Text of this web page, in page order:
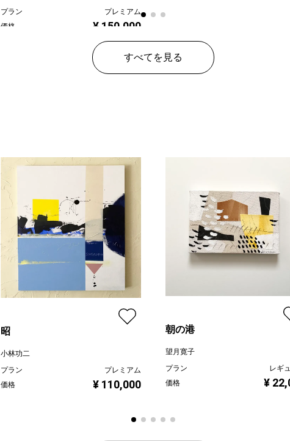
プラン
プレミアム
価格
¥ 150,000
すべてを見る
昭
小林功二
プラン
プレミアム
価格
¥ 110,000
朝の港
望月寛子
プラン
レギ
価格
¥